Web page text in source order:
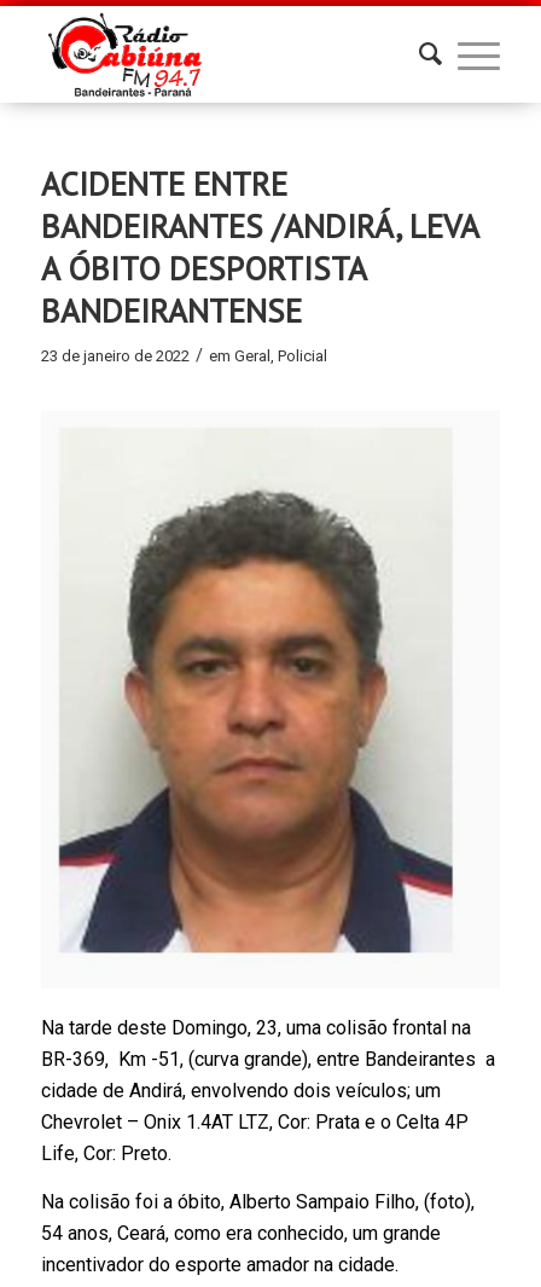
ACIDENTE ENTRE
BANDEIRANTES /ANDIRÁ, LEVA
A ÓBITO DESPORTISTA
BANDEIRANTENSE
23 de janeiro de 2022 / em Geral , Policial
Na tarde deste Domingo, 23, uma colisão frontal na
BR-369, Km -51, (curva grande), entre Bandeirantes a
cidade de Andirá, envolvendo dois veículos; um
Chevrolet – Onix 1.4AT LTZ, Cor: Prata e o Celta 4P
Life, Cor: Preto.
Na colisão foi a óbito, Alberto Sampaio Filho, (foto),
54 anos, Ceará, como era conhecido, um grande
incentivador do esporte amador na cidade.